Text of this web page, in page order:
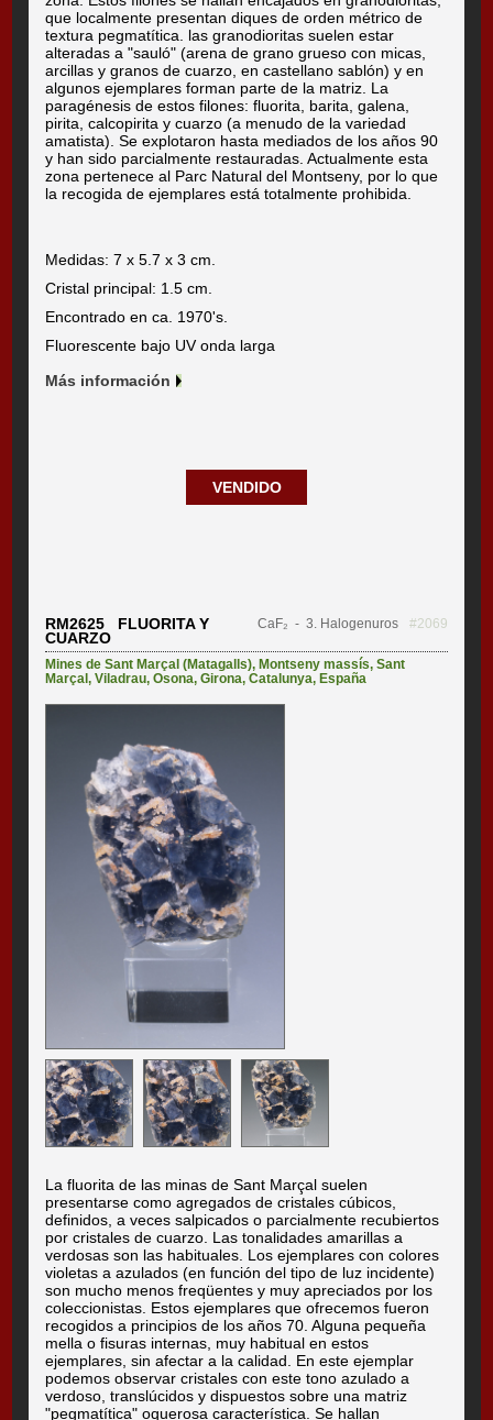
que localmente presentan diques de orden métrico de
textura pegmatítica. las granodioritas suelen estar
alteradas a "sauló" (arena de grano grueso con micas,
arcillas y granos de cuarzo, en castellano sablón) y en
algunos ejemplares forman parte de la matriz. La
paragénesis de estos filones: fluorita, barita, galena,
pirita, calcopirita y cuarzo (a menudo de la variedad
amatista). Se explotaron hasta mediados de los años 90
y han sido parcialmente restauradas. Actualmente esta
zona pertenece al Parc Natural del Montseny, por lo que
la recogida de ejemplares está totalmente prohibida.
Medidas: 7 x 5.7 x 3 cm.
Cristal principal: 1.5 cm.
Encontrado en ca. 1970's.
Fluorescente bajo UV onda larga
Más información
VENDIDO
RM2625 FLUORITA Y
CUARZO
CaF₂ - 3. Halogenuros #2069
Mines de Sant Marçal (Matagalls),Montseny massís,Sant
Marçal,Viladrau,Osona,Girona,Catalunya,España
La fluorita de las minas de Sant Marçal suelen
presentarse como agregados de cristales cúbicos,
definidos, a veces salpicados o parcialmente recubiertos
por cristales de cuarzo. Las tonalidades amarillas a
verdosas son las habituales. Los ejemplares con colores
violetas a azulados (en función del tipo de luz incidente)
son mucho menos freqüentes y muy apreciados por los
coleccionistas. Estos ejemplares que ofrecemos fueron
recogidos a principios de los años 70. Alguna pequeña
mella o fisuras internas, muy habitual en estos
ejemplares, sin afectar a la calidad. En este ejemplar
podemos observar cristales con este tono azulado a
verdoso, translúcidos y dispuestos sobre una matriz
"pegmatítica" oquerosa característica. Se hallan